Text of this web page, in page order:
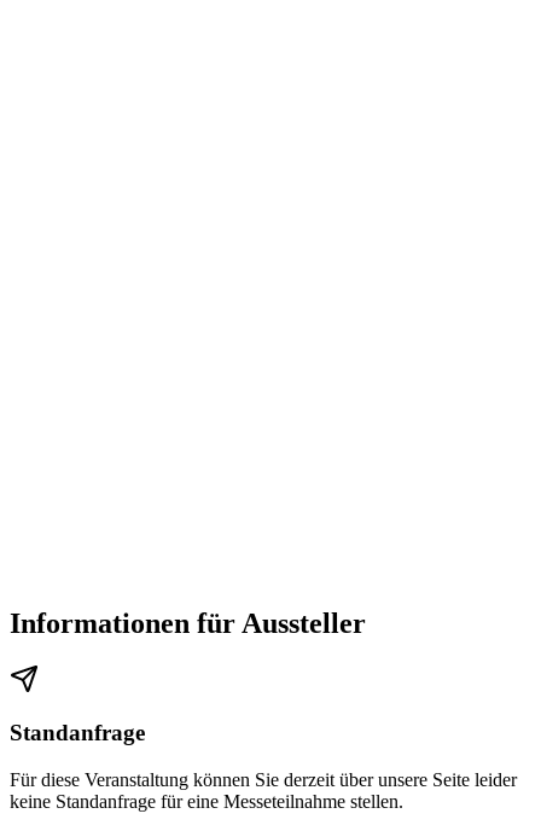
Informationen für Aussteller
Standanfrage
Für diese Veranstaltung können Sie derzeit über unsere Seite leider
keine Standanfrage für eine Messeteilnahme stellen.